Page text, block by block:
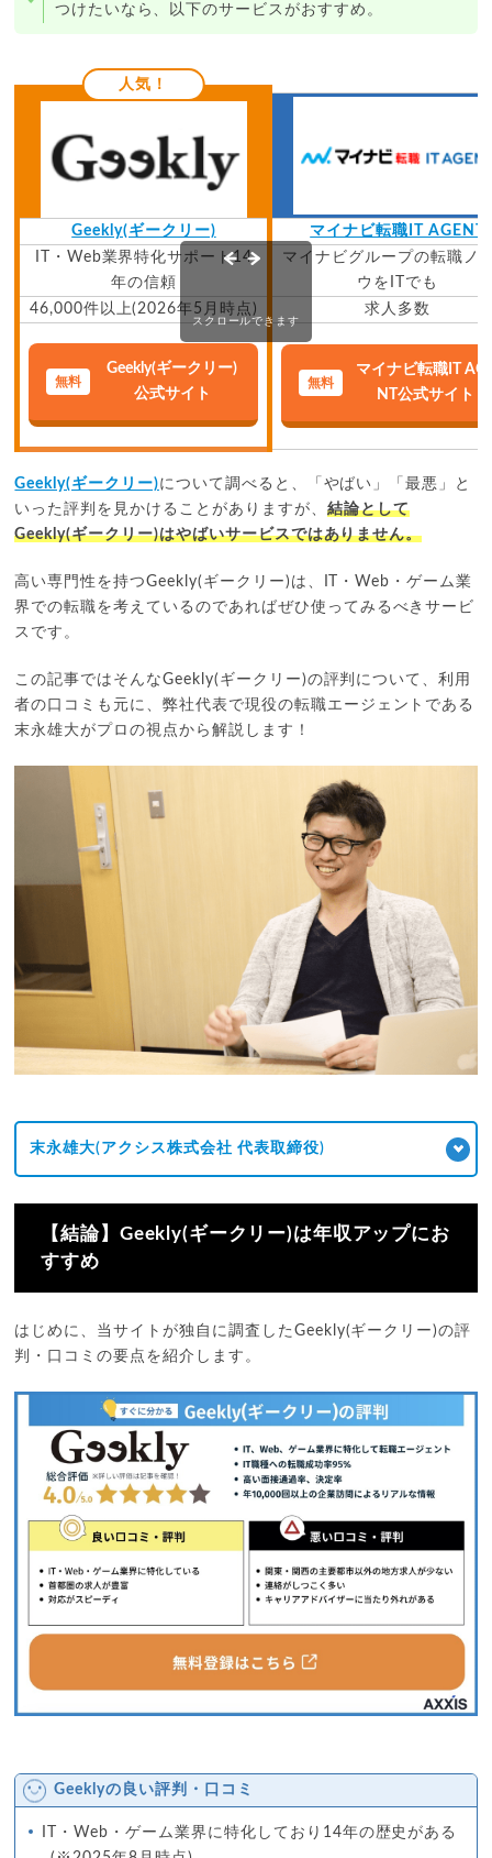
つけたいなら、以下のサービスがおすすめ。
人気！
Geekly(ギークリー)
マイナビ転職IT AGENT
IT・Web業界特化サポート14
年の信頼
マイナビグループの転職ノ
ウをITでも
46,000件以上(2026年5月時点)
求人多数
Geekly(ギークリー)
公式サイト
マイナビ転職IT
NT公式サイト
スクロールできます
Geekly(ギークリー)について調べると、「やばい」「最悪」と
いった評判を見かけることがありますが、 結論として
Geekly(ギークリー)はやばいサービスではありません。
高い専門性を持つGeekly(ギークリー)は、IT・Web・ゲーム業
界での転職を考えているのであればぜひ使ってみるべきサービ
スです。
この記事ではそんなGeekly(ギークリー)の評判について、利用
者の口コミも元に、弊社代表で現役の転職エージェントである
末永雄大がプロの視点から解説します！
末永雄大(アクシス株式会社 代表取締役)
【結論】Geekly(ギークリー)は年収アップにお
すすめ
はじめに、当サイトが独自に調査したGeekly(ギークリー)の評
判・口コミの要点を紹介します。
Geeklyの良い評判・口コミ
IT・Web・ゲーム業界に特化しており14年の歴史がある